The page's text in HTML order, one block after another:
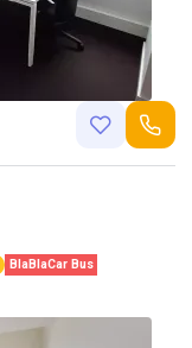
BlaBlaCar Bus